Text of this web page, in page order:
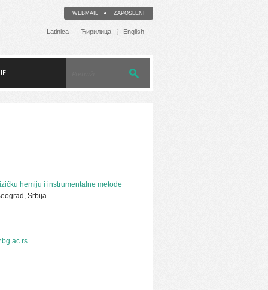
WEBMAIL ZAPOSLENI
Latinica Ћирилица English
hemiju i instrumentalne metode
Srbija